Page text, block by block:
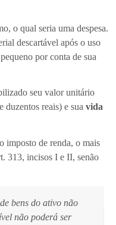
o qual seria uma despesa.
descartável após o uso
por conta de sua
seu valor unitário
duzentos reais) e sua vida
imposto de renda, o mais
313, incisos I e II, senão
bens do ativo não
não poderá ser